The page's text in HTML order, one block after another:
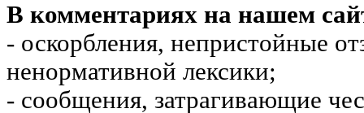
В комментариях на нашем
- оскорбления, непристойные
ненормативной лексики;
- сообщения, затрагивающие